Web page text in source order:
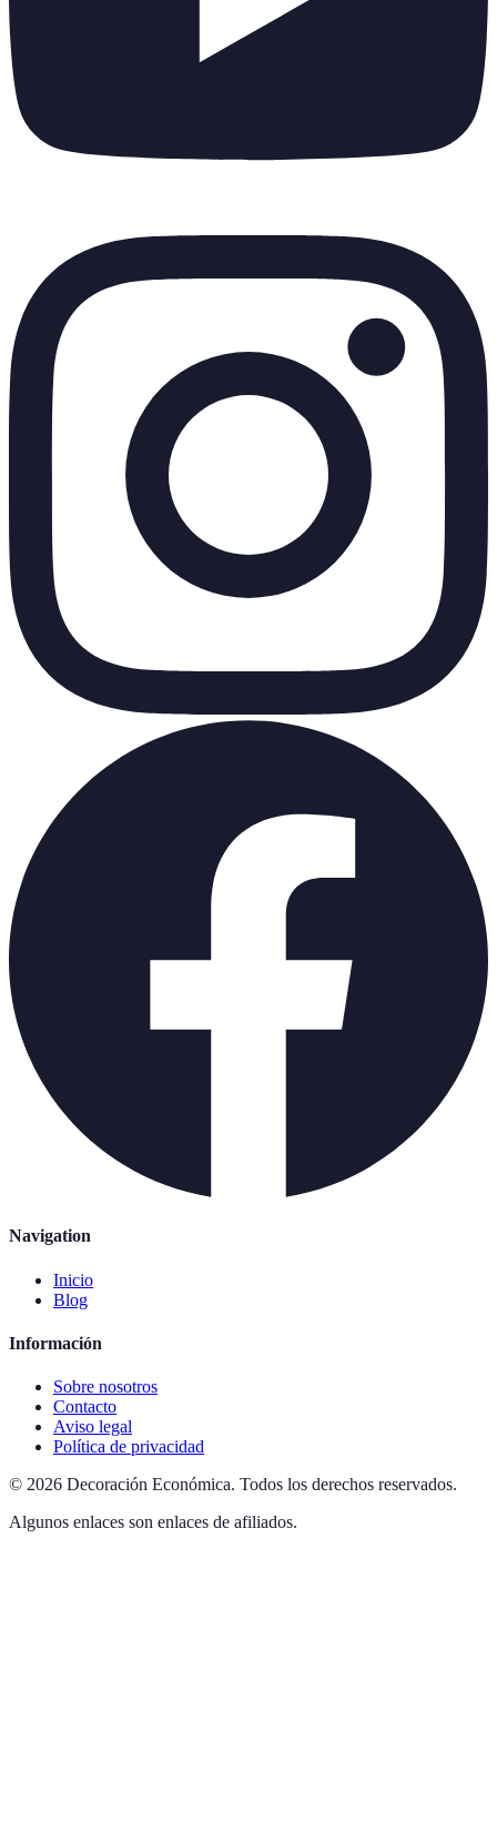
Navigation
Inicio
Blog
Información
Sobre nosotros
Contacto
Aviso legal
Política de privacidad
© 2026 Decoración Económica. Todos los derechos reservados.
Algunos enlaces son enlaces de afiliados.